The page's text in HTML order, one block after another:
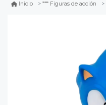
Inicio Figuras de acción